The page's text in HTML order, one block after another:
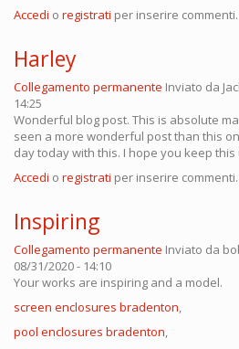
Accedi o registrati per inserire commenti.
Harley
Collegamento permanente Inviato da
14:25
Wonderful blog post. This is absolute
seen a more wonderful post than this
day today with this. I hope you keep this
Accedi o registrati per inserire commenti.
Inspiring
Collegamento permanente Inviato da
08/31/2020 - 14:10
Your works are inspiring and a model.
screen enclosures bradenton,
pool enclosures bradenton,